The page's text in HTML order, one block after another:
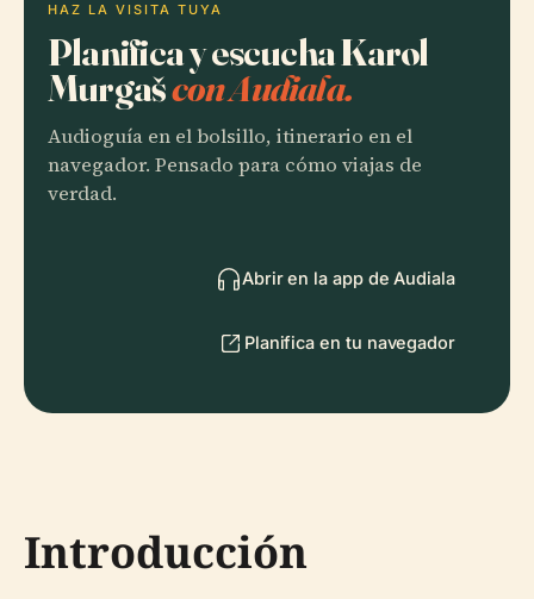
HAZ LA VISITA TUYA
Planifica y escucha Karol
Murgašcon Audiala.
Audioguía en el bolsillo, itinerario en el
navegador. Pensado para cómo viajas de
verdad.
Abrir en la app de Audiala
Planifica en tu navegador
Introducción